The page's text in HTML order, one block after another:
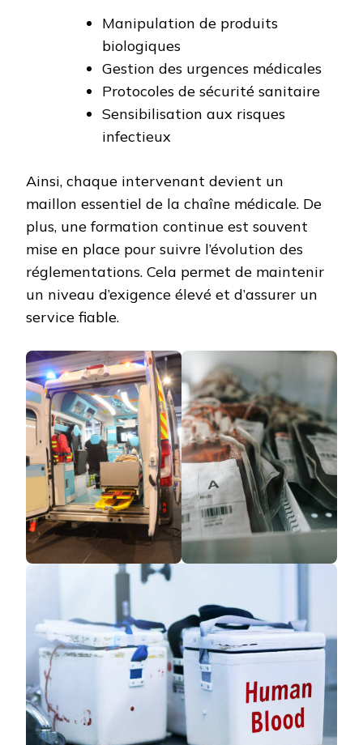
Manipulation de produits
biologiques
Gestion des urgences médicales
Protocoles de sécurité sanitaire
Sensibilisation aux risques
infectieux
Ainsi, chaque intervenant devient un
maillon essentiel de la chaîne médicale. De
plus, une formation continue est souvent
mise en place pour suivre l’évolution des
réglementations. Cela permet de maintenir
un niveau d’exigence élevé et d’assurer un
service fiable.